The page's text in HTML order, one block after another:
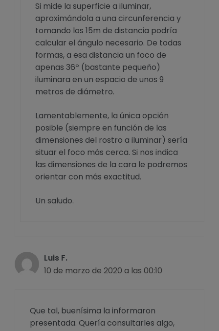
Si mide la superficie a iluminar,
aproximándola a una circunferencia y
tomando los 15m de distancia podría
calcular el ángulo necesario. De todas
formas, a esa distancia un foco de
apenas 36º (bastante pequeño)
iluminara en un espacio de unos 9
metros de diámetro.
Lamentablemente, la única opción
posible (siempre en función de las
dimensiones del rostro a iluminar) sería
situar el foco más cerca. Si nos indica
las dimensiones de la cara le podremos
orientar con más exactitud.
Un saludo.
Luis F.
10 de marzo de 2020 a las 00:10
Que tal, buenísima la informaron
presentada. Quería consultarles algo,